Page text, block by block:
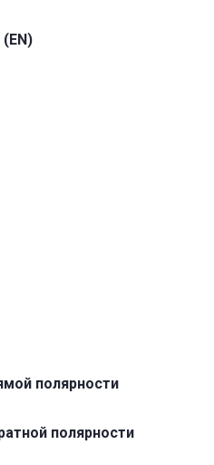
полярности
полярности